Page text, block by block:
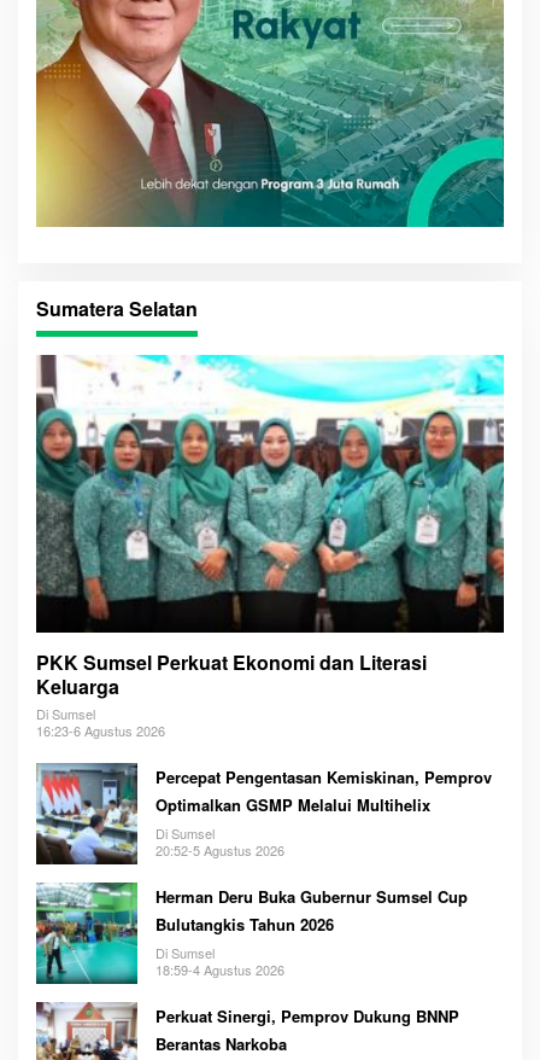
Sumatera Selatan
PKK Sumsel Perkuat Ekonomi dan Literasi
Keluarga
Di Sumsel
16:23-6 Agustus 2026
Percepat Pengentasan Kemiskinan, Pemprov
Optimalkan GSMP Melalui Multihelix
Di Sumsel
20:52-5 Agustus 2026
Herman Deru Buka Gubernur Sumsel Cup
Bulutangkis Tahun 2026
Di Sumsel
18:59-4 Agustus 2026
Perkuat Sinergi, Pemprov Dukung BNNP
Berantas Narkoba